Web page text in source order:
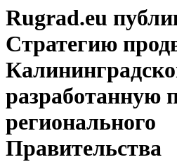
Rugrad.eu
Стратегию
разработанную
регионального
Правительства